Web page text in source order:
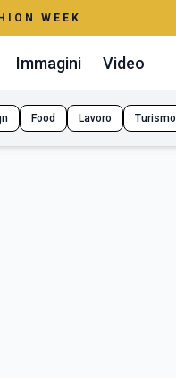
WEEK
Immagini Video
Food Lavoro Turismo